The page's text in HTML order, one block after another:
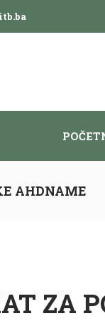
AHDNAME
ZA